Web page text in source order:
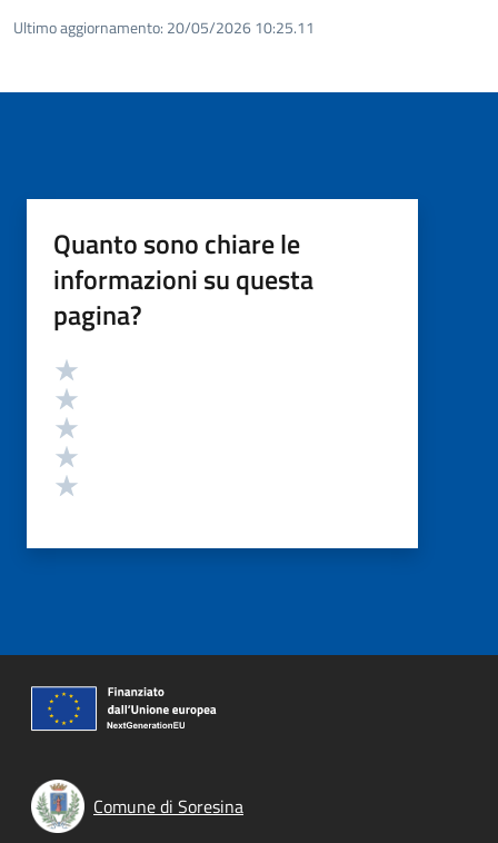
Ultimo aggiornamento: 20/05/2026 10:25.11
Quanto sono chiare le
informazioni su questa
pagina?
Valutazione
Comune di Soresina